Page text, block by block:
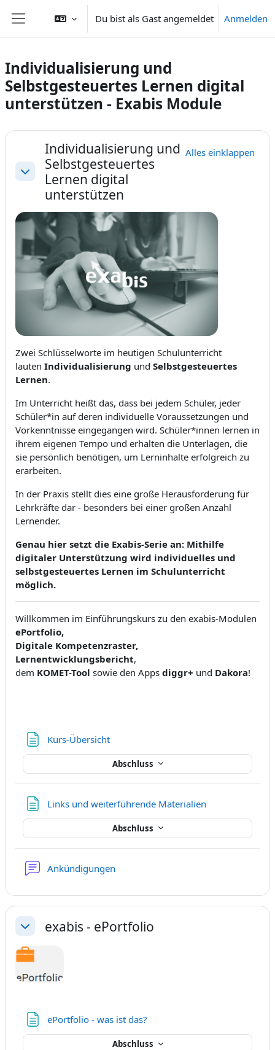
Website-Übersicht
Du bist als Gast angemeldet Anmelden
Individualisierung und
Selbstgesteuertes Lernen digital
unterstützen - Exabis Module
Abschnittsübersicht
Einklappen
Individualisierung und
Selbstgesteuertes
Lernen digital
unterstützen
Alles einklappen
Zwei Schlüsselworte im heutigen Schulunterricht
lauten Individualisierung und Selbstgesteuertes
Lernen.
Im Unterricht heißt das, dass bei jedem Schüler, jeder
Schüler*in auf deren individuelle Voraussetzungen und
Vorkenntnisse eingegangen wird. Schüler*innen lernen in
ihrem eigenen Tempo und erhalten die Unterlagen, die
sie persönlich benötigen, um Lerninhalte erfolgreich zu
erarbeiten.
In der Praxis stellt dies eine große Herausforderung für
Lehrkräfte dar - besonders bei einer großen Anzahl
Lernender.
Genau hier setzt die Exabis-Serie an: Mithilfe
digitaler Unterstützung wird individuelles und
selbstgesteuertes Lernen im Schulunterricht
möglich.
Willkommen im Einführungskurs zu den exabis-Modulen
ePortfolio,
Digitale Kompetenzraster,
Lernentwicklungsbericht,
dem KOMET-Tool sowie den Apps diggr+ und Dakora!
Kurs-ÜbersichtTextseite
Abschluss
Links und weiterführende Materialien
Abschluss
Ankündigungen
Einklappenexabis - ePortfolio
ePortfolio - was ist das?
Abschluss